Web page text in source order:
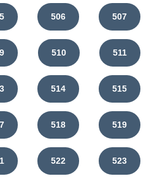
506 507
510 511
514 515
518 519
522 523